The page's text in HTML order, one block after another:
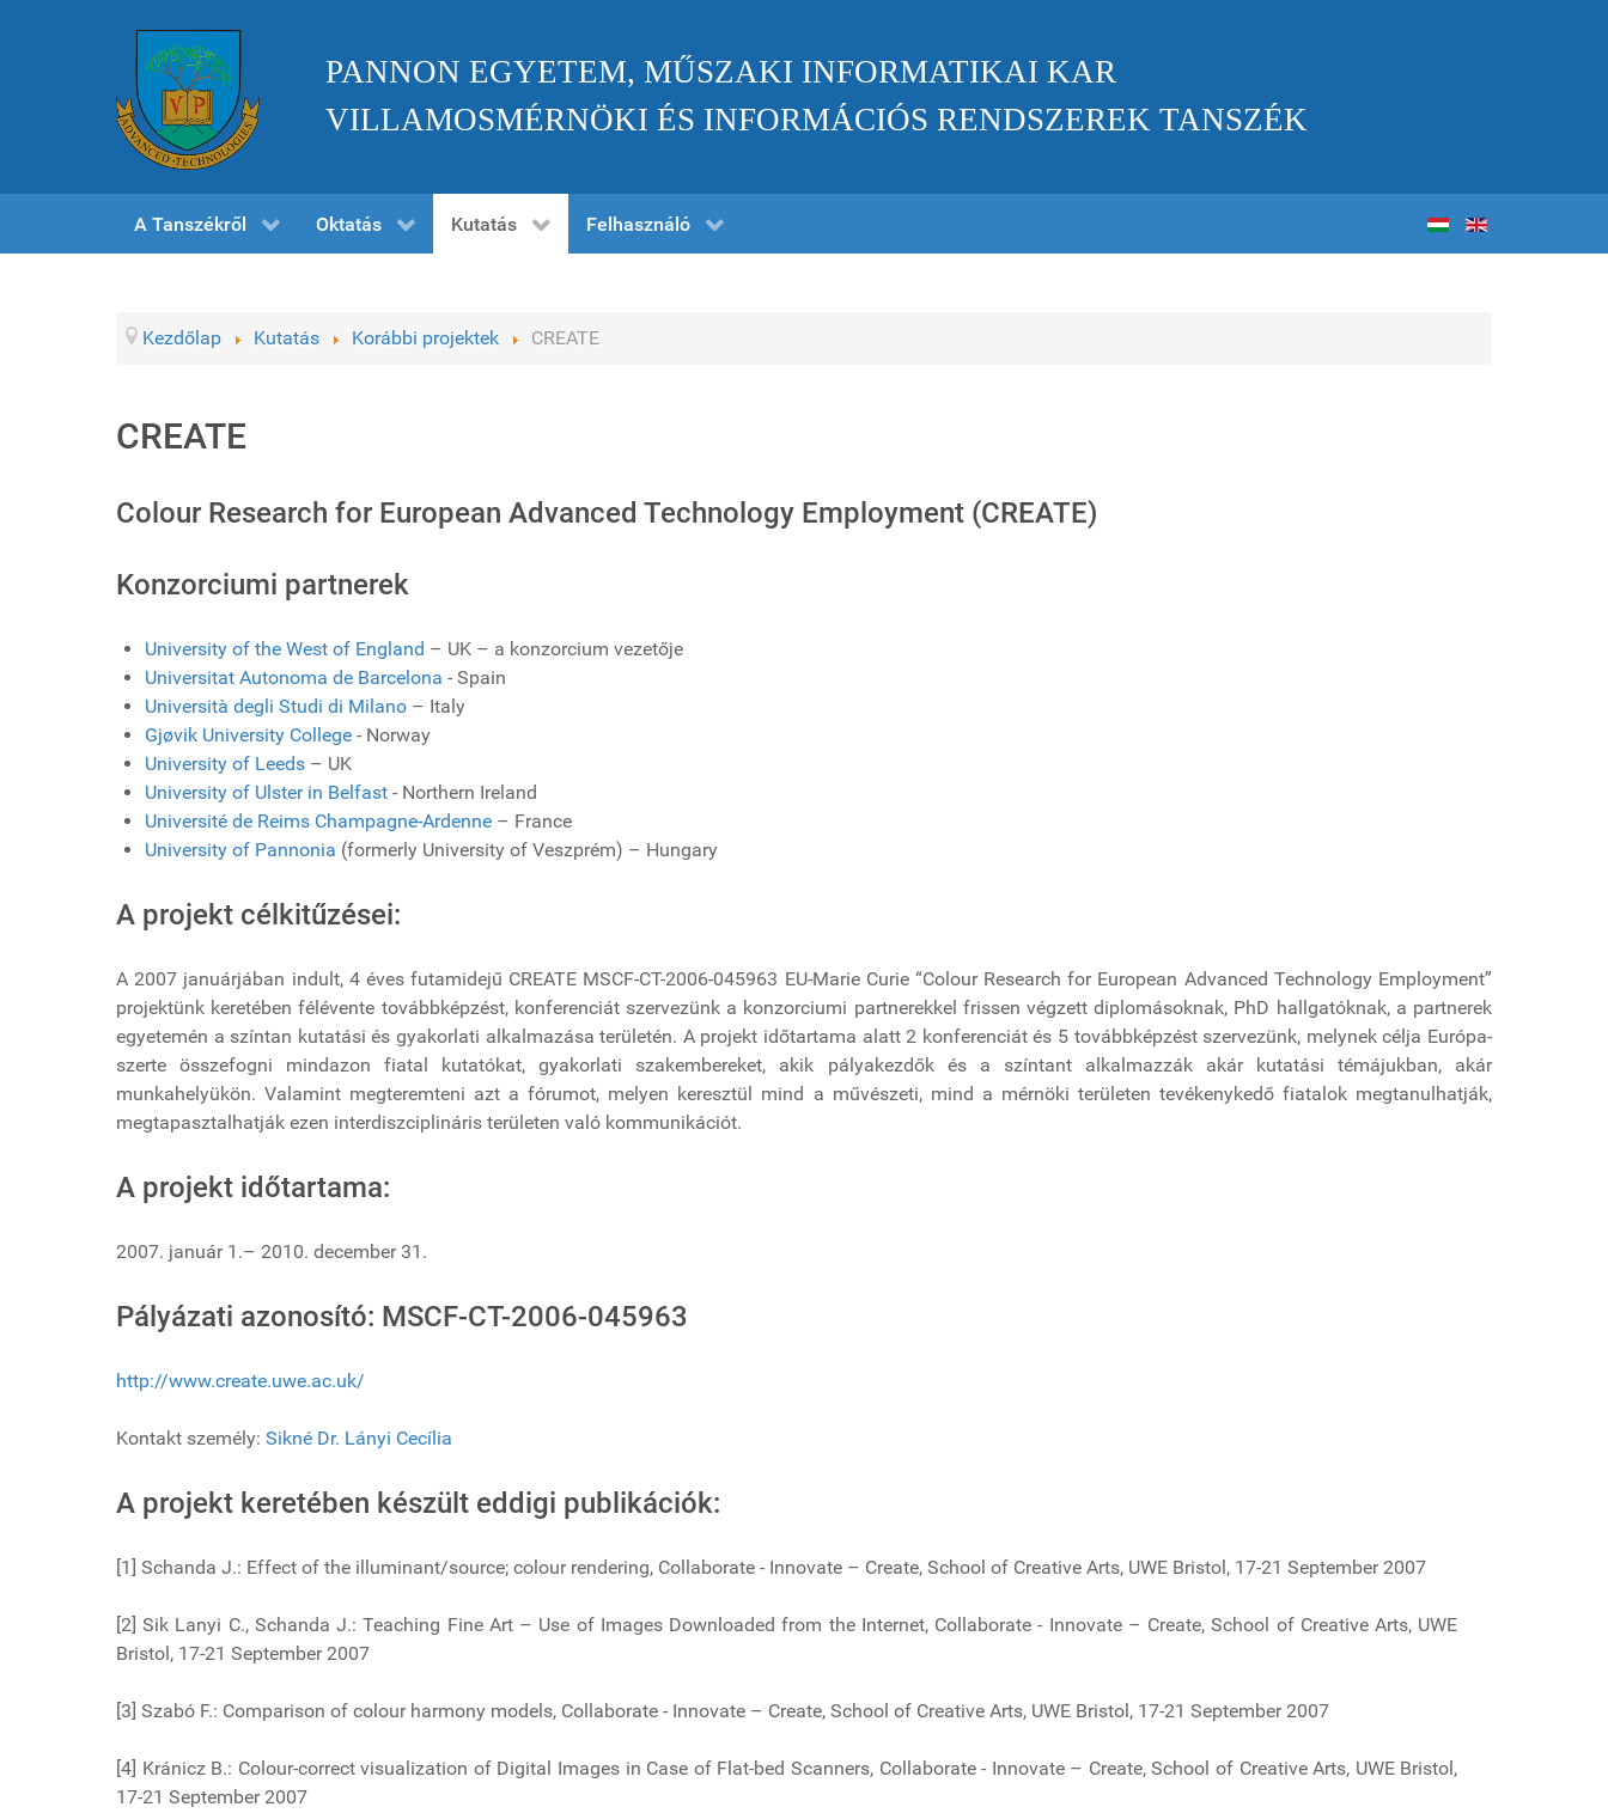
PANNON EGYETEM, MŰSZAKI INFORMATIKAI KAR
VILLAMOSMÉRNÖKI ÉS INFORMÁCIÓS RENDSZEREK TANSZÉK
A Tanszékről Oktatás Kutatás Felhasználó
Kezdőlap Kutatás Korábbi projektek CREATE
CREATE
Colour Research for European Advanced Technology Employment (CREATE)
Konzorciumi partnerek
University of the West of England – UK – a konzorcium vezetője
Universitat Autonoma de Barcelona - Spain
Università degli Studi di Milano – Italy
Gjøvik University College - Norway
University of Leeds – UK
University of Ulster in Belfast - Northern Ireland
Université de Reims Champagne-Ardenne – France
University of Pannonia (formerly University of Veszprém) – Hungary
A projekt célkitűzései:
A 2007 januárjában indult, 4 éves futamidejű CREATE MSCF-CT-2006-045963 EU-Marie Curie “Colour Research for European Advanced Technology Employment”
projektünk keretében félévente továbbképzést, konferenciát szervezünk a konzorciumi partnerekkel frissen végzett diplomásoknak, PhD hallgatóknak, a partnerek
egyetemén a színtan kutatási és gyakorlati alkalmazása területén. A projekt időtartama alatt 2 konferenciát és 5 továbbképzést szervezünk, melynek célja Európa-
szerte összefogni mindazon fiatal kutatókat, gyakorlati szakembereket, akik pályakezdők és a színtant alkalmazzák akár kutatási témájukban, akár
munkahelyükön. Valamint megteremteni azt a fórumot, melyen keresztül mind a művészeti, mind a mérnöki területen tevékenykedő fiatalok megtanulhatják,
megtapasztalhatják ezen interdiszciplináris területen való kommunikációt.
A projekt időtartama:
2007. január 1.– 2010. december 31.
Pályázati azonosító: MSCF-CT-2006-045963
http://www.create.uwe.ac.uk/
Kontakt személy: Sikné Dr. Lányi Cecília
A projekt keretében készült eddigi publikációk:
[1] Schanda J.: Effect of the illuminant/source; colour rendering, Collaborate - Innovate – Create, School of Creative Arts, UWE Bristol, 17-21 September 2007
[2] Sik Lanyi C., Schanda J.: Teaching Fine Art – Use of Images Downloaded from the Internet, Collaborate - Innovate – Create, School of Creative Arts, UWE
Bristol, 17-21 September 2007
[3] Szabó F.: Comparison of colour harmony models, Collaborate - Innovate – Create, School of Creative Arts, UWE Bristol, 17-21 September 2007
[4] Kránicz B.: Colour-correct visualization of Digital Images in Case of Flat-bed Scanners, Collaborate - Innovate – Create, School of Creative Arts, UWE Bristol,
17-21 September 2007